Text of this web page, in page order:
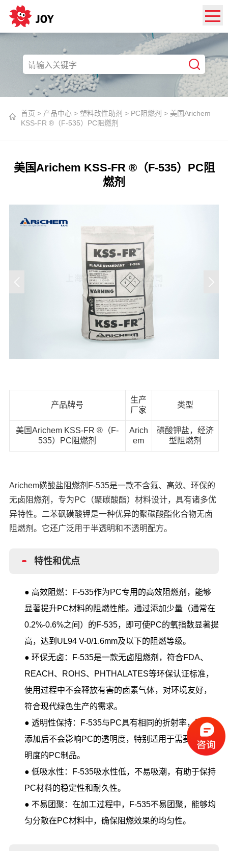
首页 > 产品中心> 塑料改性助剂 > PC阻燃剂 > 美国Arichem
KSS-FR ®（F-535）PC阻燃剂
美国Arichem KSS-FR ®（F-535）PC阻
燃剂
产品牌号
生产
厂家
类型
美国Arichem KSS-FR ®（F-
535）PC阻燃剂
Arich
em
磺酸钾盐，经济
型阻燃剂
Arichem磺酸盐阻燃剂F-535是一款不含氟、高效、环保的
无卤阻燃剂，专为PC（聚碳酸酯）材料设计，具有诸多优
异特性。二苯砜磺酸钾是一种优异的聚碳酸酯化合物无卤
阻燃剂。它还广泛用于半透明和不透明配方。
特性和优点
● 高效阻燃：F-535作为PC专用的高效阻燃剂，能够
显著提升PC材料的阻燃性能。通过添加少量（通常在
0.2%-0.6%之间）的F-535，即可使PC的氧指数显著提
高，达到UL94 V-0/1.6mm及以下的阻燃等级。
● 环保无卤：F-535是一款无卤阻燃剂，符合FDA、
REACH、ROHS、PHTHALATES等环保认证标准，
使用过程中不会释放有害的卤素气体，对环境友好，
符合现代绿色生产的需求。
● 透明性保持：F-535与PC具有相同的折射率，因此
添加后不会影响PC的透明度，特别适用于需要保持透
明度的PC制品。
● 低吸水性：F-535吸水性低，不易吸潮，有助于保持
PC材料的稳定性和耐久性。
● 不易团聚：在加工过程中，F-535不易团聚，能够均
匀分散在PC材料中，确保阻燃效果的均匀性。